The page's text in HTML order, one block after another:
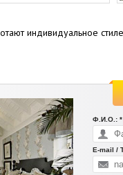
индивидуальное
Ф.И.О.: *
E-mail /